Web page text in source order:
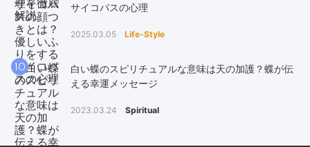
サイコパスの心理
2025.03.05 Life-Style
10
白い蝶のスピリチュアルな意味は天の加護？蝶が伝
える幸運メッセージ
2023.03.24 Spiritual